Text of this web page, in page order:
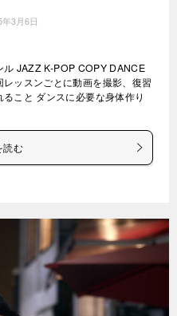
3月6日
ル JAZZ K-POP COPY DANCE
ッスンごとに動画を撮影、復習
こと ダンスに必要な身体作り
読む